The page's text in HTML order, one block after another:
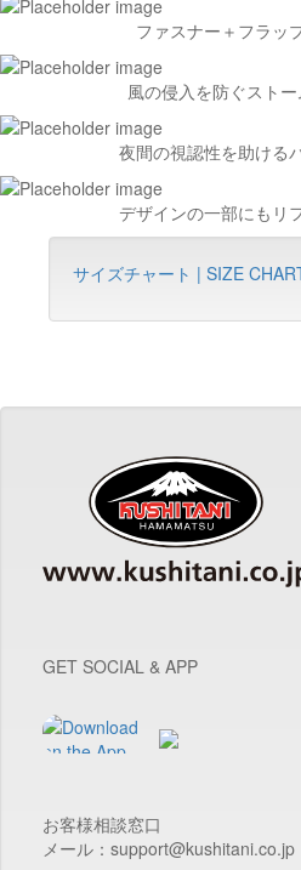
ファスナー＋フラッ
風の侵入を防ぐスト
夜間の視認性を助ける
デザインの一部にもリ
サイズチャート | SIZE
GET SOCIAL & APP
お客様相談窓口
メール：support@kushitani.co.jp